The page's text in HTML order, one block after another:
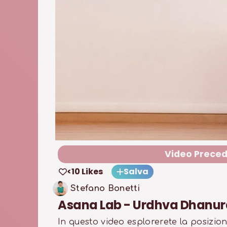
Video
<10 Likes Salva
Stefano Bonetti
Asana Lab - Urdhva
In questo video esplorerete la